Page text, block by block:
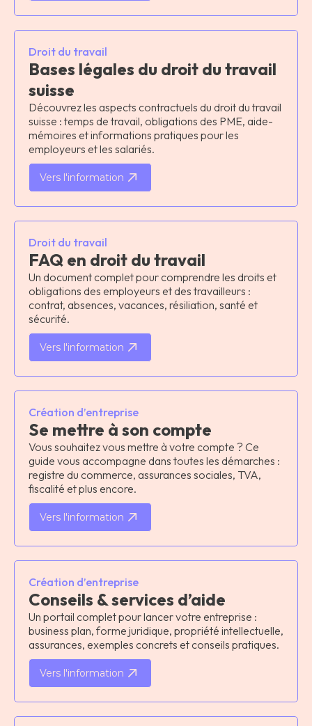
Droit du travail
Bases légales du droit du travail
suisse
Découvrez les aspects contractuels du droit du travail
suisse : temps de travail, obligations des PME, aide-
mémoires et informations pratiques pour les
employeurs et les salariés.
Vers l'information
Droit du travail
FAQ en droit du travail
Un document complet pour comprendre les droits et
obligations des employeurs et des travailleurs :
contrat, absences, vacances, résiliation, santé et
sécurité.
Vers l'information
Création d’entreprise
Se mettre à son compte
Vous souhaitez vous mettre à votre compte ? Ce
guide vous accompagne dans toutes les démarches :
registre du commerce, assurances sociales, TVA,
fiscalité et plus encore.
Vers l'information
Création d’entreprise
Conseils & services d’aide
Un portail complet pour lancer votre entreprise :
business plan, forme juridique, propriété intellectuelle,
assurances, exemples concrets et conseils pratiques.
Vers l'information